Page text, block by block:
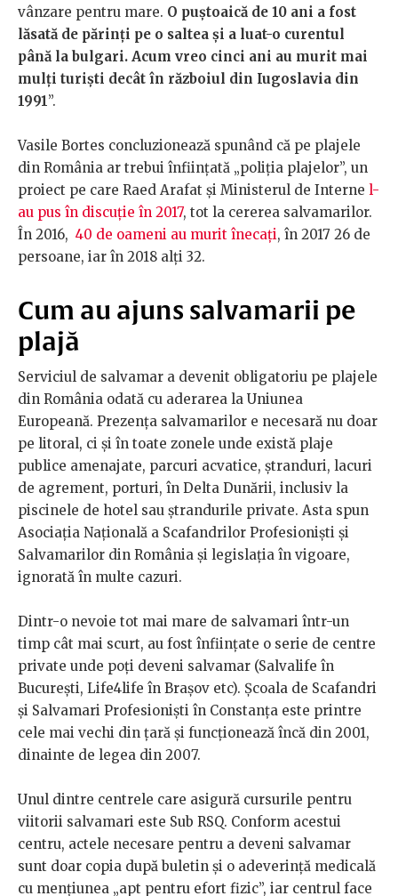
vânzare pentru mare. O puștoaică de 10 ani a fost
lăsată de părinți pe o saltea și a luat-o curentul
până la bulgari. Acum vreo cinci ani au murit mai
mulți turiști decât în războiul din Iugoslavia din
1991”.
Vasile Bortes concluzionează spunând că pe plajele
din România ar trebui înființată „poliția plajelor”, un
proiect pe care Raed Arafat și Ministerul de Interne l-
au pus în discuție în 2017, tot la cererea salvamarilor.
În 2016, 40 de oameni au murit înecați, în 2017 26 de
persoane, iar în 2018 alți 32.
Cum au ajuns salvamarii pe
plajă
Serviciul de salvamar a devenit obligatoriu pe plajele
din România odată cu aderarea la Uniunea
Europeană. Prezența salvamarilor e necesară nu doar
pe litoral, ci și în toate zonele unde există plaje
publice amenajate, parcuri acvatice, ștranduri, lacuri
de agrement, porturi, în Delta Dunării, inclusiv la
piscinele de hotel sau ștrandurile private. Asta spun
Asociația Națională a Scafandrilor Profesioniști și
Salvamarilor din România și legislația în vigoare,
ignorată în multe cazuri.
Dintr-o nevoie tot mai mare de salvamari într-un
timp cât mai scurt, au fost înființate o serie de centre
private unde poți deveni salvamar (Salvalife în
București, Life4life în Brașov etc). Școala de Scafandri
și Salvamari Profesioniști în Constanța este printre
cele mai vechi din țară și funcționează încă din 2001,
dinainte de legea din 2007.
Unul dintre centrele care asigură cursurile pentru
viitorii salvamari este Sub RSQ. Conform acestui
centru, actele necesare pentru a deveni salvamar
sunt doar copia după buletin și o adeverință medicală
cu mențiunea „apt pentru efort fizic”, iar centrul face